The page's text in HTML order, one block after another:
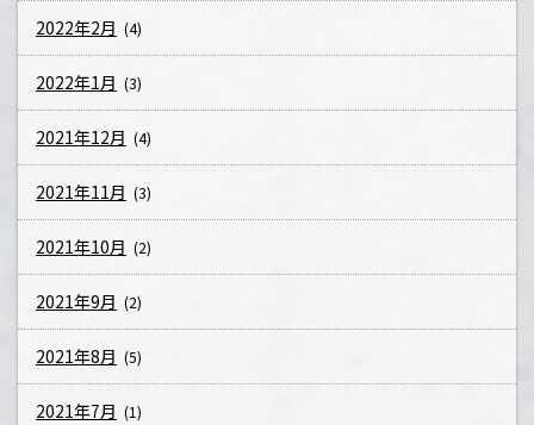
2022年2月 (4)
2022年1月 (3)
2021年12月 (4)
2021年11月 (3)
2021年10月 (2)
2021年9月 (2)
2021年8月 (5)
2021年7月 (1)